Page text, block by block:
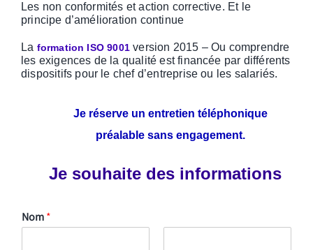
Les non conformités et action corrective. Et le
principe d’amélioration continue
La formation ISO 9001version 2015 – Ou comprendre
les exigences de la qualité est financée par différents
dispositifs pour le chef d’entreprise ou les salariés.
Je réserve un entretien téléphonique
préalable sans engagement.
Je souhaite des informations
Nom*